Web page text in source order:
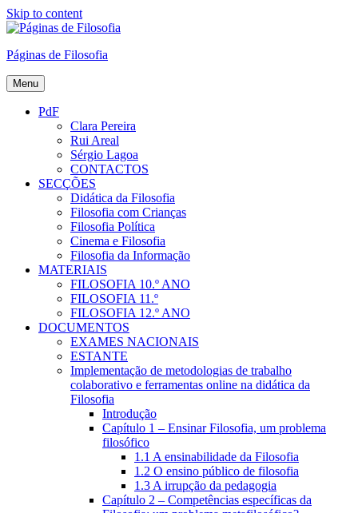
Skip to content
Páginas de Filosofia
Menu
PdF
Clara Pereira
Rui Areal
Sérgio Lagoa
CONTACTOS
SECÇÕES
Didática da Filosofia
Filosofia com Crianças
Filosofia Política
Cinema e Filosofia
Filosofia da Informação
MATERIAIS
FILOSOFIA 10.º ANO
FILOSOFIA 11.º
FILOSOFIA 12.º ANO
DOCUMENTOS
EXAMES NACIONAIS
ESTANTE
Implementação de metodologias de trabalho
colaborativo e ferramentas online na didática da
Filosofia
Introdução
Capítulo 1 – Ensinar Filosofia, um problema
filosófico
1.1 A ensinabilidade da Filosofia
1.2 O ensino público de filosofia
1.3 A irrupção da pedagogia
Capítulo 2 – Competências específicas da